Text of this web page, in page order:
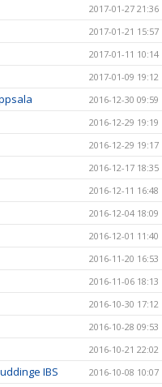
2017-01-27 21:36
2017-01-21 15:57
2017-01-11 10:14
2017-01-09 19:12
2016-12-30 09:59
2016-12-29 19:19
2016-12-29 19:17
2016-12-17 18:35
2016-12-11 16:48
2016-12-04 18:09
2016-12-01 11:40
2016-11-20 16:53
2016-11-06 18:13
2016-10-30 17:12
2016-10-28 09:53
2016-10-21 22:02
IBS 2016-10-08 10:07